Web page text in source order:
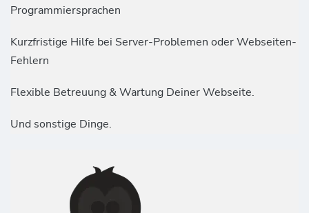
Programmiersprachen
Kurzfristige Hilfe bei Server-Problemen oder Webseiten-
Fehlern
Flexible Betreuung & Wartung Deiner Webseite.
Und sonstige Dinge.